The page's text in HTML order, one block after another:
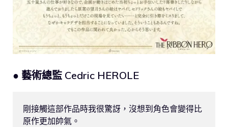
● 藝術總監 Cedric HEROLE
剛接觸這部作品時我很驚訝，沒想到角色會變得比
原作更加帥氣。